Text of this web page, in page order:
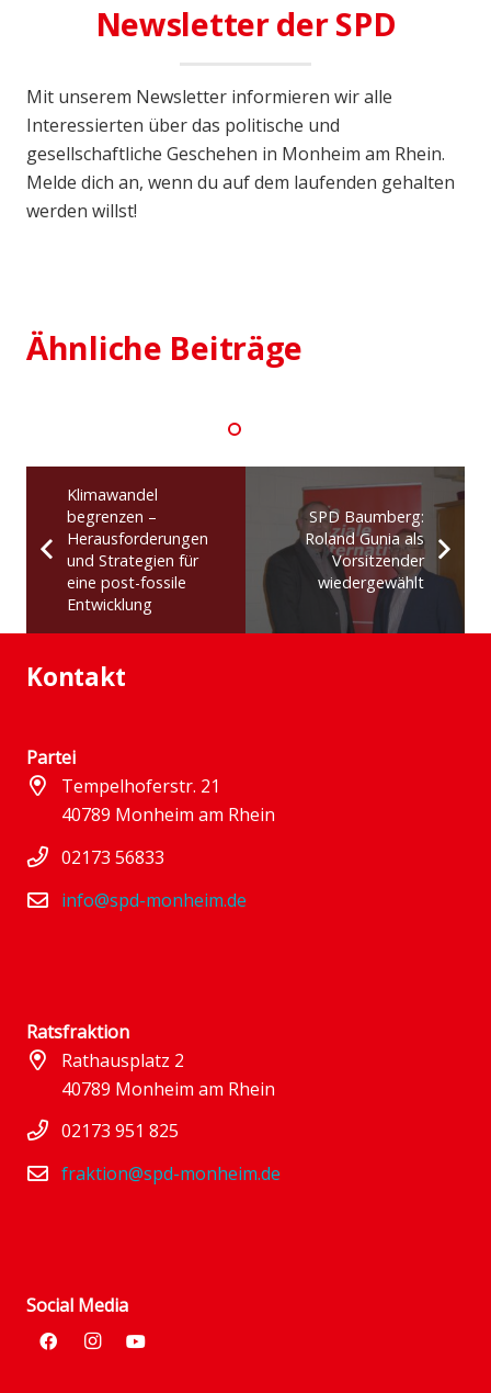
Newsletter der SPD
Mit unserem Newsletter informieren wir alle
Interessierten über das politische und
gesellschaftliche Geschehen in Monheim am Rhein.
Melde dich an, wenn du auf dem laufenden gehalten
werden willst!
Ähnliche Beiträge
zum Botanischen Garten
Klimawandel
begrenzen –
Herausforderungen
und Strategien für
eine post-fossile
Entwicklung
SPD Baumberg:
Roland Gunia als
Vorsitzender
wiedergewählt
Kontakt
Partei
Tempelhoferstr. 21
40789 Monheim am Rhein
02173 56833
info@spd-monheim.de
Ratsfraktion
Rathausplatz 2
40789 Monheim am Rhein
02173 951 825
fraktion@spd-monheim.de
Social Media